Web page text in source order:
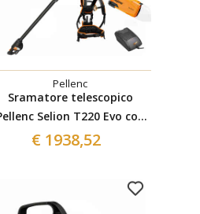
Pellenc
Sramatore telescopico
Selion T220 Evo con
Kit batteria
€ 1938,52